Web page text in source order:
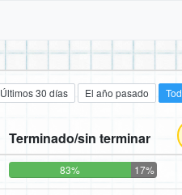
Últimos 30 días El año pasado
Terminado/sin terminar
83% 17%